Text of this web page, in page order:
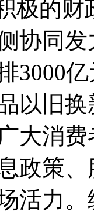
极的
协同
3000
以旧
大消
政策
活力